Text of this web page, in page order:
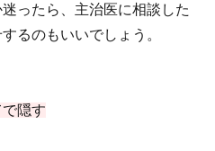
ったら、主治医に相談した
るのもいいでしょう。
で隠す